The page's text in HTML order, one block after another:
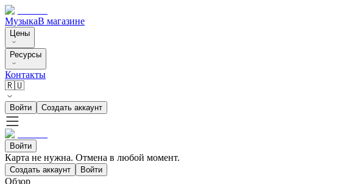
МузыкаВ магазине
Цены
Ресурсы
Контакты
🇷🇺
Войти Создать аккаунт
Войти
Карта не нужна. Отмена в любой момент.
Создать аккаунт Войти
Обзор